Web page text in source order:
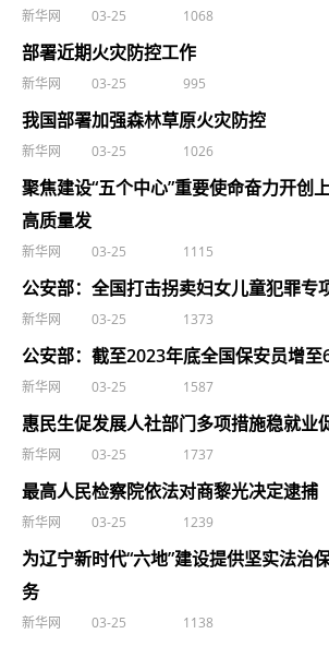
新华网 03-25 1068
部署近期火灾防控工作
新华网 03-25 995
我国部署加强森林草原火灾防控
新华网 03-25 1026
聚焦建设“五个中心”重要使命奋力开创
高质量发
新华网 03-25 1115
公安部：全国打击拐卖妇女儿童犯罪专
新华网 03-25 1373
公安部：截至2023年底全国保安员增至
新华网 03-25 1587
惠民生促发展人社部门多项措施稳就业
新华网 03-25 1737
最高人民检察院依法对商黎光决定逮捕
新华网 03-25 1239
为辽宁新时代“六地”建设提供坚实法治
务
新华网 03-25 1138